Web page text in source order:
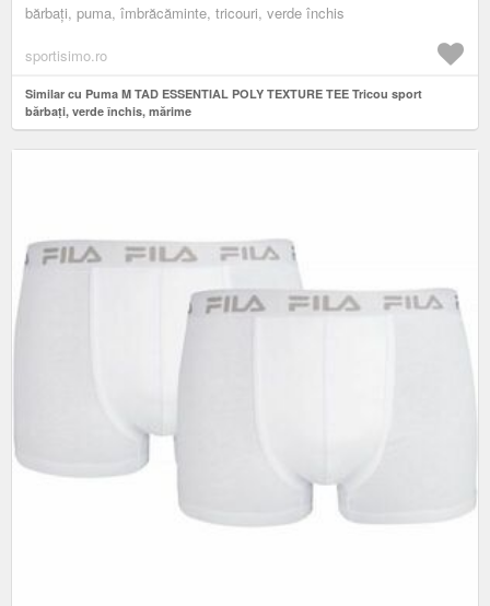
bărbați, puma, îmbrăcăminte, tricouri, verde închis
sportisimo.ro
Similar cu Puma M TAD ESSENTIAL POLY TEXTURE TEE Tricou sport
bărbați, verde închis, mărime